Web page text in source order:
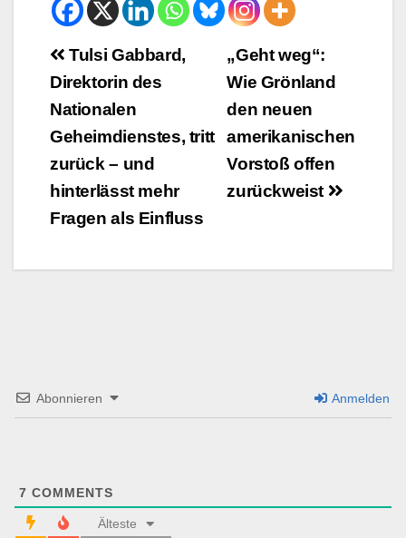
Beitrags-
Navigation
„Geht weg“:
Wie Grönland
den neuen
amerikanischen
Vorstoß offen
zurückweist
Tulsi Gabbard,
Direktorin des
Nationalen
Geheimdienstes, tritt
zurück – und
hinterlässt mehr
Fragen als Einfluss
Abonnieren Anmelden
7 COMMENTS
Älteste